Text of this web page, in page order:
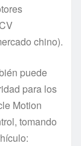
chino).
puede
para los
Motion
tomando